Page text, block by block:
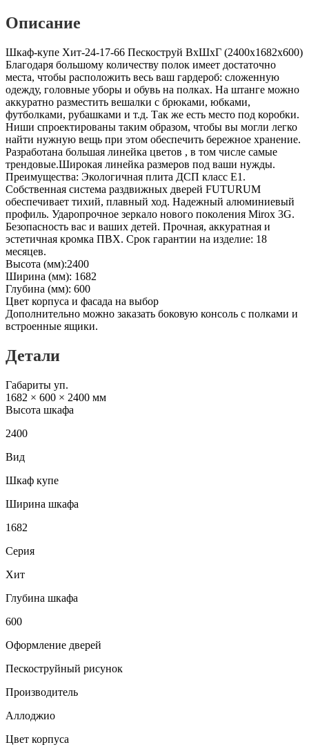
Описание
Шкаф-купе Хит-24-17-66 Пескоструй ВхШхГ (2400х1682х600)
Благодаря большому количеству полок имеет достаточно
места, чтобы расположить весь ваш гардероб: сложенную
одежду, головные уборы и обувь на полках. На штанге можно
аккуратно разместить вешалки с брюками, юбками,
футболками, рубашками и т.д. Так же есть место под коробки.
Ниши спроектированы таким образом, чтобы вы могли легко
найти нужную вещь при этом обеспечить бережное хранение.
Разработана большая линейка цветов , в том числе самые
трендовые.Широкая линейка размеров под ваши нужды.
Преимущества: Экологичная плита ДСП класс E1.
Собственная система раздвижных дверей FUTURUM
обеспечивает тихий, плавный ход. Надежный алюминиевый
профиль. Ударопрочное зеркало нового поколения Mirox 3G.
Безопасность вас и ваших детей. Прочная, аккуратная и
эстетичная кромка ПВХ. Срок гарантии на изделие: 18
месяцев.
Высота (мм):2400
Ширина (мм): 1682
Глубина (мм): 600
Цвет корпуса и фасада на выбор
Дополнительно можно заказать боковую консоль с полками и
встроенные ящики.
Детали
Габариты уп.
1682 × 600 × 2400 мм
Высота шкафа
2400
Вид
Шкаф купе
Ширина шкафа
1682
Серия
Хит
Глубина шкафа
600
Оформление дверей
Пескоструйный рисунок
Производитель
Аллоджио
Цвет корпуса